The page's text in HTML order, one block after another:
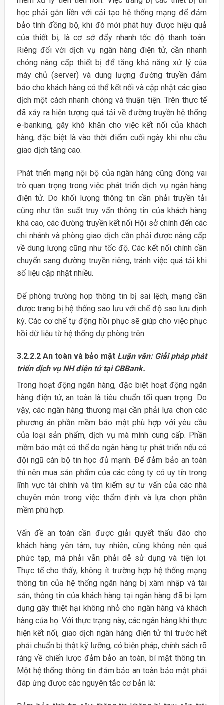
học phải gắn liền với cải tạo hệ thống mạng để đảm
bảo tính đồng bộ, khi đó mới phát huy được hiệu quả
của thiết bị, là cơ sở đẩy nhanh tốc độ thanh toán.
Riêng đối với dịch vụ ngân hàng điện tử, cần nhanh
chóng nâng cấp thiết bị để tăng khả năng xử lý của
máy chủ (server) và dung lượng đường truyền đảm
bảo cho khách hàng có thể kết nối và cập nhật các giao
dịch một cách nhanh chóng và thuận tiện. Trên thực tế
đã xảy ra hiện tượng quá tải về đường truyền hệ thống
e-banking, gây khó khăn cho việc kết nối của khách
hàng, đặc biệt là vào thời điểm cuối ngày khi nhu cầu
giao dịch tăng cao.
Phát triển mạng nội bộ của ngân hàng cũng đóng vai
trò quan trọng trong việc phát triển dịch vụ ngân hàng
điện tử. Do khối lượng thông tin cần phải truyền tải
cũng như tần suất truy vấn thông tin của khách hàng
khá cao, các đường truyền kết nối Hội sở chính đến các
chi nhánh và phòng giao dịch cần phải được nâng cấp
về dung lượng cũng như tốc độ. Các kết nối chính cần
chuyển sang đường truyền riêng, tránh việc quá tải khi
số liệu cập nhật nhiều.
Để phòng trường hợp thông tin bị sai lệch, mạng cần
được trang bị hệ thống sao lưu với chế độ sao lưu định
kỳ. Các cơ chế tự động hồi phục sẽ giúp cho việc phục
hồi dữ liệu từ hệ thống dự phòng trên.
3.2.2.2 An toàn và bảo mật Luận văn: Giải pháp phát
triển dịch vụ NH điện tử tại CBBank.
Trong hoạt động ngân hàng, đặc biệt hoạt động ngân
hàng điện tử, an toàn là tiêu chuẩn tối quan trọng. Do
vậy, các ngân hàng thương mại cần phải lựa chọn các
phương án phần mềm bảo mật phù hợp với yêu cầu
của loại sản phẩm, dịch vụ mà mình cung cấp. Phần
mềm bảo mật có thể do ngân hàng tự phát triển nếu có
đội ngũ cán bộ tin học đủ mạnh. Để đảm bảo an toàn
thì nên mua sản phẩm của các công ty có uy tín trong
lĩnh vực tài chính và tìm kiếm sự tư vấn của các nhà
chuyên môn trong việc thẩm định và lựa chọn phần
mềm phù hợp.
Vấn đề an toàn cần được giải quyết thấu đáo cho
khách hàng yên tâm, tuy nhiên, cũng không nên quá
phức tạp, mà phải vẫn phải dễ sử dụng và tiện lợi.
Thực tế cho thấy, không ít trường hợp hệ thống mạng
thông tin của hệ thống ngân hàng bị xâm nhập và tài
sản, thông tin của khách hàng tại ngân hàng đã bị lạm
dụng gây thiệt hại không nhỏ cho ngân hàng và khách
hàng của họ. Với thực trạng này, các ngân hàng khi thực
hiện kết nối, giao dịch ngân hàng điện tử thì trước hết
phải chuẩn bị thật kỹ lưỡng, có biện pháp, chính sách rõ
ràng về chiến lược đảm bảo an toàn, bí mật thông tin.
Một hệ thống thông tin đảm bảo an toàn bảo mật phải
đáp ứng được các nguyên tắc cơ bản là: